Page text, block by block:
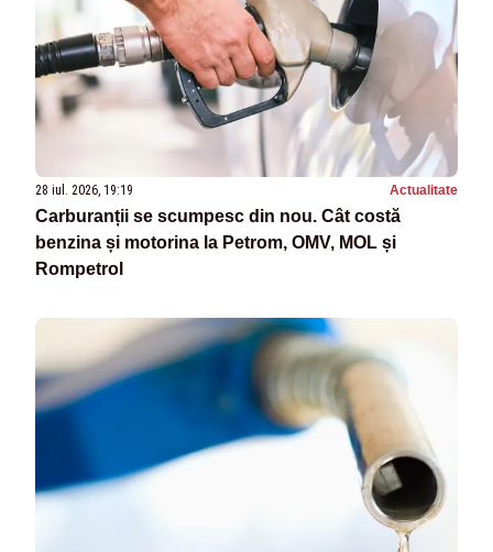
28 iul. 2026, 19:19 Actualitate
Carburanții se scumpesc din nou. Cât costă
benzina și motorina la Petrom, OMV, MOL și
Rompetrol